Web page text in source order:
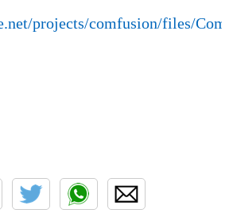
projects/comfusion/files/